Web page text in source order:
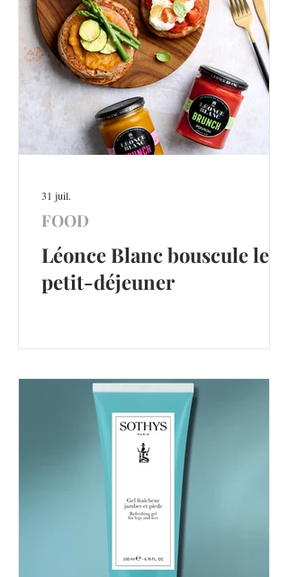
Léonce Blanc bouscule le
petit-déjeuner
FOOD
31 juil.